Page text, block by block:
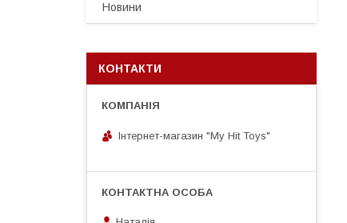
Новини
КОНТАКТИ
Інтернет-магазин "My Hit Toys"